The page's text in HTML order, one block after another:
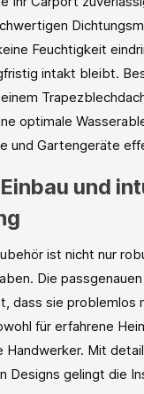
Feuchtigkeit
intakt bleibt.
optimale
und Gartengeräte
und
ist nicht nur
Die
dass sie problemlos
für erfahrene
Handwerker. Mit
Designs gelingt die